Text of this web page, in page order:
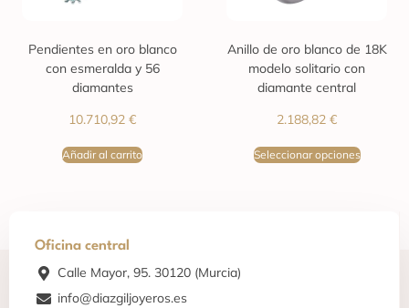
Pendientes en oro blanco
con esmeralda y 56
diamantes
10.710,92 €
Añadir al carrito
Anillo de oro blanco de 18K
modelo solitario con
diamante central
2.188,82 €
Seleccionar opciones
Oficina central
Calle Mayor, 95. 30120 (Murcia)
info@diazgiljoyeros.es